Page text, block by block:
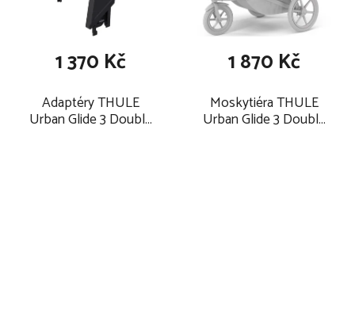
Adaptéry THULE
Urban Glide 3 Double
1 370 Kč
Moskytiéra THULE
Urban Glide 3 Double
1 870 Kč